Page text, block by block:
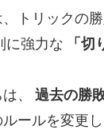
トリックの
に強力な 「切
、
過去の勝
ールを変更